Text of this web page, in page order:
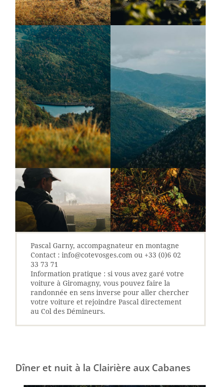
Pascal Garny, accompagnateur en montagne
Contact : info@cotevosges.com ou +33 (0)6 02
33 73 71
‎Information pratique : si vous avez garé votre
voiture à Giromagny, vous pouvez faire la
randonnée en sens inverse pour aller chercher
votre voiture et rejoindre Pascal directement
au Col des Démineurs.
Dîner et nuit à la Clairière aux Cabanes